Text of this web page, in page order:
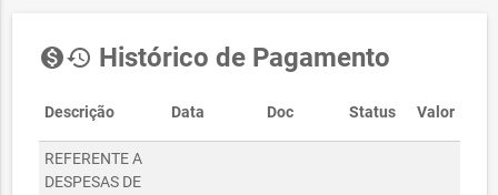
monetization_onhistory Histórico de Pagamento
Descrição Data Doc Status Valor
REFERENTE A
DESPESAS DE